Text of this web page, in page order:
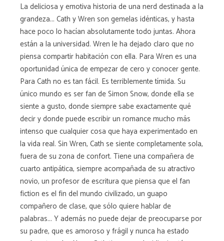
La deliciosa y emotiva historia de una nerd destinada a la
grandeza... Cath y Wren son gemelas idénticas, y hasta
hace poco lo hacían absolutamente todo juntas. Ahora
están a la universidad. Wren le ha dejado claro que no
piensa compartir habitación con ella. Para Wren es una
oportunidad única de empezar de cero y conocer gente.
Para Cath no es tan fácil. Es terriblemente tímida. Su
único mundo es ser fan de Simon Snow, donde ella se
siente a gusto, donde siempre sabe exactamente qué
decir y donde puede escribir un romance mucho más
intenso que cualquier cosa que haya experimentado en
la vida real. Sin Wren, Cath se siente completamente sola,
fuera de su zona de confort. Tiene una compañera de
cuarto antipática, siempre acompañada de su atractivo
novio, un profesor de escritura que piensa que el fan
fiction es el fin del mundo civilizado, un guapo
compañero de clase, que sólo quiere hablar de
palabras... Y además no puede dejar de preocuparse por
su padre, que es amoroso y frágil y nunca ha estado